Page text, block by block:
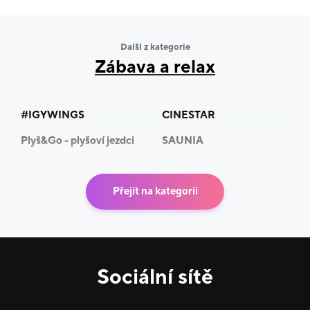
Další z kategorie
Zábava a relax
#IGYWINGS
CINESTAR
Plyš&Go - plyšoví jezdci
SAUNIA
Přejít na kategorii
Sociální sítě